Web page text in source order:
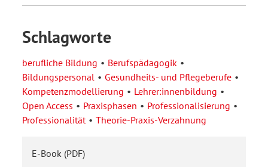
Schlagworte
berufliche Bildung
Berufspädagogik
Bildungspersonal
Gesundheits- und Pflegeberufe
Kompetenzmodellierung
Lehrer:innenbildung
Open Access
Praxisphasen
Professionalisierung
Professionalität
Theorie-Praxis-Verzahnung
E-Book (PDF)